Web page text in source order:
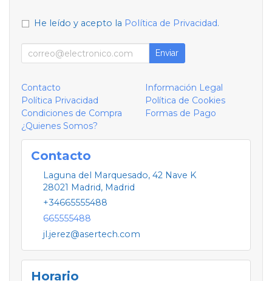
He leído y acepto la Política de Privacidad.
Enviar
Contacto
Información Legal
Política Privacidad
Política de Cookies
Condiciones de Compra
Formas de Pago
¿Quienes Somos?
Contacto
Laguna del Marquesado, 42 Nave K
28021 Madrid, Madrid
+34665555488
665555488
jl.jerez@asertech.com
Horario